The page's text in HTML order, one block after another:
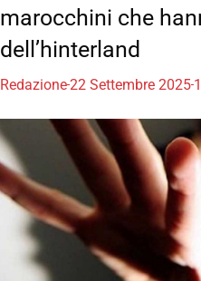
marocchini che
dell’hinterland
Redazione22 Settembre 2025